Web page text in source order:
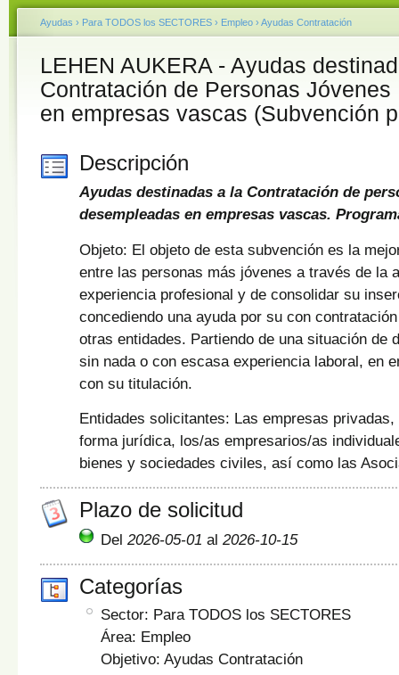
Ayudas › Para TODOS los SECTORES › Empleo › Ayudas Contratación
LEHEN AUKERA - Ayudas
Contratación de Personas
en empresas vascas (Subvención
Descripción
Ayudas destinadas a la Contratación de
desempleadas en empresas vascas.
Objeto: El objeto de esta subvención es la
entre las personas más jóvenes a través de la
experiencia profesional y de consolidar su
concediendo una ayuda por su con
otras entidades. Partiendo de una situación de
sin nada o con escasa experiencia laboral, en
con su titulación.
Entidades solicitantes: Las empresas
forma jurídica, los/as empresarios/as
bienes y sociedades civiles, así como las
Plazo de solicitud
Del 2026-05-01 al 2026-10-15
Categorías
Sector: Para TODOS los SECTORES
Área: Empleo
Objetivo: Ayudas Contratación